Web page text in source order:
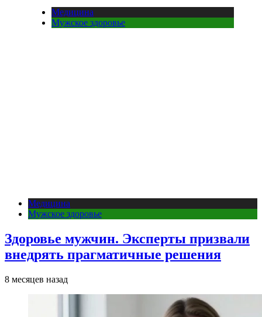
Медицина
Мужское здоровье
Медицина
Мужское здоровье
Здоровье мужчин. Эксперты призвали
внедрять прагматичные решения
8 месяцев назад